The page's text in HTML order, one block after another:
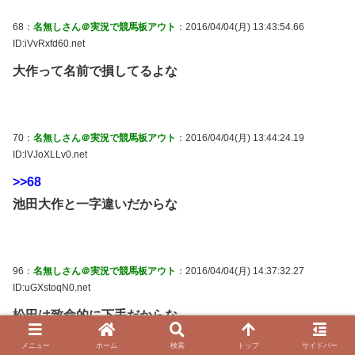
68： 名無しさん＠実況で競馬板アウト ：2016/04/04(月) 13:43:54.66
ID:iVvRxfd60.net
大作って名前で損してるよな
70： 名無しさん＠実況で競馬板アウト ：2016/04/04(月) 13:44:24.19
ID:lVJoXLLv0.net
>>68
池田大作と一字違いだからな
96： 名無しさん＠実況で競馬板アウト ：2016/04/04(月) 14:37:32.27
ID:uGXstoqN0.net
松田は致命的に下手だからな
でも何故か池江に気に入られてる
メニュー ホーム 検索 トップ サイドバー